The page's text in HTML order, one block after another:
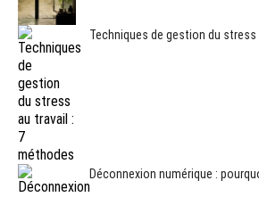
Techniques de gestion du
Déconnexion numérique :